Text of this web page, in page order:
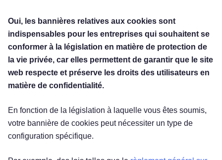
Oui, les bannières relatives aux cookies sont
indispensables pour les entreprises qui souhaitent se
conformer à la législation en matière de protection de
la vie privée, car elles permettent de garantir que le site
web respecte et préserve les droits des utilisateurs en
matière de confidentialité.
En fonction de la législation à laquelle vous êtes soumis,
votre bannière de cookies peut nécessiter un type de
configuration spécifique.